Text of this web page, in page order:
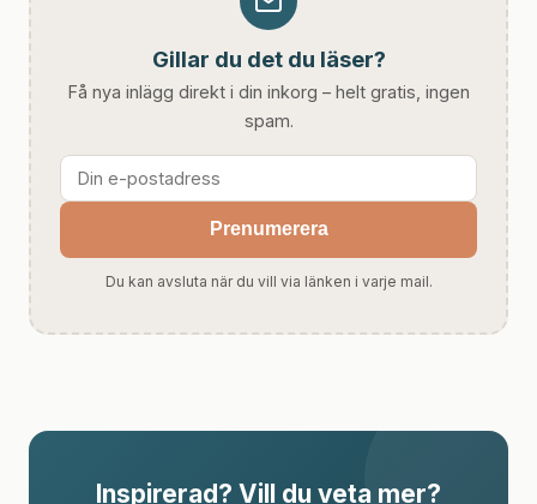
Gillar du det du läser?
Få nya inlägg direkt i din inkorg – helt gratis, ingen
spam.
Prenumerera
Du kan avsluta när du vill via länken i varje mail.
Inspirerad? Vill du veta mer?